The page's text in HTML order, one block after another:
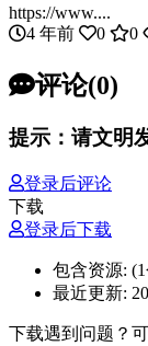
https://www....
4 年前
0 0
评论(0)
提示：请文明
登录后评论
下载
登录后下载
包含资源:
最近更新:
下载遇到问题？